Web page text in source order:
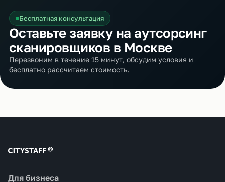
Бесплатная консультация
Оставьте заявку на аутсорсинг
сканировщиков в Москве
Перезвоним в течение 15 минут, обсудим условия и
бесплатно рассчитаем стоимость.
Для бизнеса